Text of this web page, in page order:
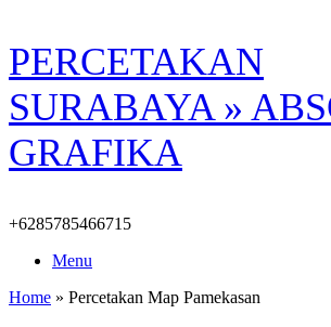
Skip
to
content
PERCETAKAN
SURABAYA »
GRAFIKA
+6285785466715
Menu
Home » Percetakan Map Pamekasan